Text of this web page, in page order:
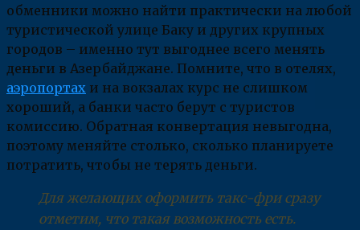
обменники можно найти практически на любой
туристической улице Баку и других крупных
городов – именно тут выгоднее всего менять
деньги в Азербайджане. Помните, что в отелях,
аэропортах и на вокзалах курс не слишком
хороший, а банки часто берут с туристов
комиссию. Обратная конвертация невыгодна,
поэтому меняйте столько, сколько планируете
потратить, чтобы не терять деньги.
Для желающих оформить такс-фри сразу
отметим, что такая возможность есть.